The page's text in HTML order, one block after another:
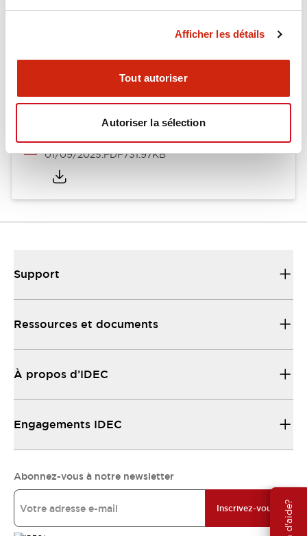
Afficher les détails
Tout autoriser
Autoriser la sélection
Catalogues Et Brochures
LW Catalog
01/09/2025.PDF731.97KB
Support
Ressources et documents
À propos d’IDEC
Engagements IDEC
Abonnez-vous à notre newsletter
Inscrivez-vous